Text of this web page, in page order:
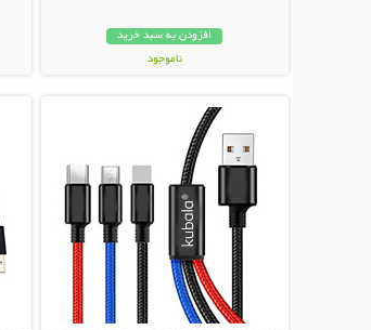
افزودن به سبد خرید
ناموجود